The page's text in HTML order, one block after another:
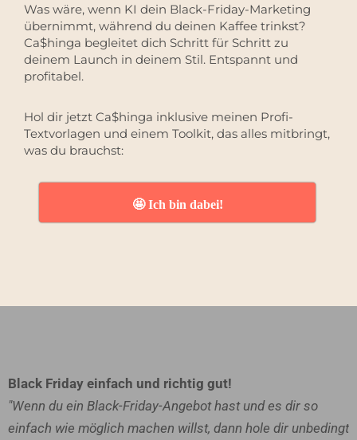
Was wäre, wenn KI dein Black-Friday-Marketing
übernimmt, während du deinen Kaffee trinkst?
Ca$hinga begleitet dich Schritt für Schritt zu
deinem Launch in deinem Stil. Entspannt und
profitabel.
Hol dir jetzt Ca$hinga inklusive meinen Profi-
Textvorlagen und einem Toolkit, das alles mitbringt,
was du brauchst:
🤩 Ich bin dabei!
Black Friday einfach und richtig gut!
"Wenn du ein Black-Friday-Angebot hast und es dir so
einfach wie möglich machen willst, dann hole dir unbedingt